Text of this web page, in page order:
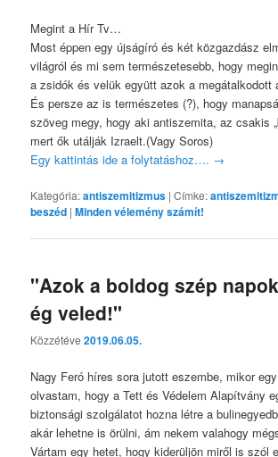
Megint a Hír Tv…
Most éppen egy újságíró és két közgazdász
világról és mi sem természetesebb, hogy
a zsidók és velük együtt azok a megátalkodott
És persze az is természetes (?), hogy
szöveg megy, hogy aki antiszemita, az csakis
mert ők utálják Izraelt.(Vagy Soros)
Egy kattintás ide a folytatáshoz…. →
Kategória:antiszemitizmus |Címke:
beszéd |Minden vélemény számít!
"Azok a boldog szép
ég veled!"
Közzétéve2019.06.05.
Nagy Feró híres sora jutott eszembe, mikor
olvastam, hogy a Tett és Védelem Alapítvány
biztonsági szolgálatot hozna létre a
akár lehetne is örülni, ám nekem valahogy
Vártam egy hetet, hogy kiderüljön miről is szól